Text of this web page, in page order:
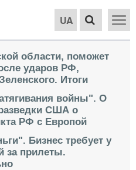
UA
области, поможет
ударов РФ,
Итоги
войны". О
США о
РФ с Европой
Бизнес требует у
за прилеты.